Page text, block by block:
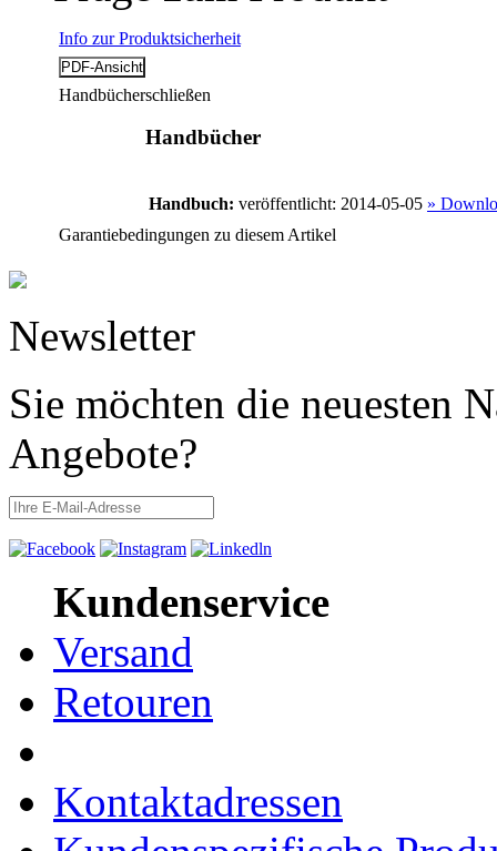
Info zur Produktsicherheit
Handbücherschließen
Handbücher
Handbuch: veröffentlicht: 2014-05-05 »
Garantiebedingungen zu diesem Artikel
Newsletter
Sie möchten die neuesten
Angebote?
Kundenservice
Versand
Retouren
Kontaktadressen